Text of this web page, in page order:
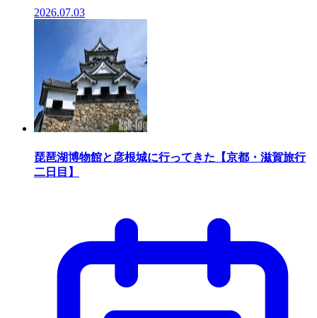
2026.07.03
琵琶湖博物館と彦根城に行ってきた【京都・滋賀旅行
二日目】